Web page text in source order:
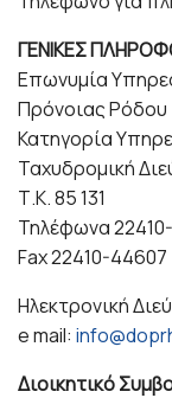
ΓΕΝΙΚΕΣ
Επωνυμία
Πρόνοιας Ρόδου
Κατηγορία
Ταχυδρομική
Τ.Κ. 85 131
Τηλέφωνα
Fax 22410-44607
Ηλεκτρονική
e mail:
Διοικητικό